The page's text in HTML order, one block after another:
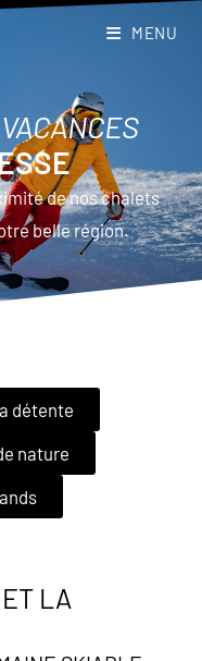
MENU
VACANCES
de nos chalets
belle région.
détente
nature
ET LA